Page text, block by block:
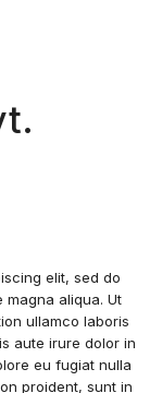
elit, sed do
aliqua. Ut
ullamco laboris
aute irure dolor in
eu fugiat nulla
proident, sunt in